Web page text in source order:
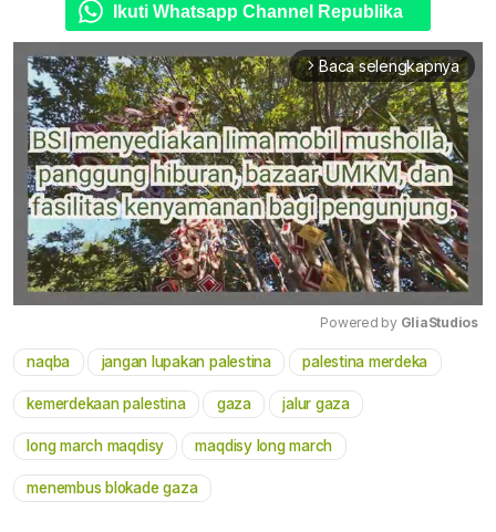
Ikuti Whatsapp Channel Republika
arrow_forward_ios Baca selengkapnya
Mute
Powered by GliaStudios
naqba jangan lupakan palestina palestina merdeka
kemerdekaan palestina gaza jalur gaza
long march maqdisy maqdisy long march
menembus blokade gaza